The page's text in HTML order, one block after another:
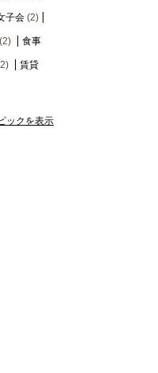
子会 (2)
(2) 食事
賃貸
ックを表示